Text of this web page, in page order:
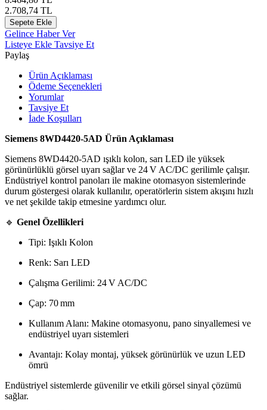
2.708,74 TL
Sepete Ekle
Gelince Haber Ver
Listeye Ekle Tavsiye Et
Paylaş
Ürün Açıklaması
Ödeme Seçenekleri
Yorumlar
Tavsiye Et
İade Koşulları
Siemens 8WD4420‑5AD Ürün Açıklaması
Siemens 8WD4420‑5AD ışıklı kolon, sarı LED ile yüksek
görünürlüklü görsel uyarı sağlar ve 24 V AC/DC gerilimle çalışır.
Endüstriyel kontrol panoları ile makine otomasyon sistemlerinde
durum göstergesi olarak kullanılır, operatörlerin sistem akışını hızlı
ve net şekilde takip etmesine yardımcı olur.
🔹 Genel Özellikleri
Tipi: Işıklı Kolon
Renk: Sarı LED
Çalışma Gerilimi: 24 V AC/DC
Çap: 70 mm
Kullanım Alanı: Makine otomasyonu, pano sinyallemesi ve
endüstriyel uyarı sistemleri
Avantajı: Kolay montaj, yüksek görünürlük ve uzun LED
ömrü
Endüstriyel sistemlerde güvenilir ve etkili görsel sinyal çözümü
sağlar.